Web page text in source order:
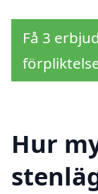
Få 3
Hur